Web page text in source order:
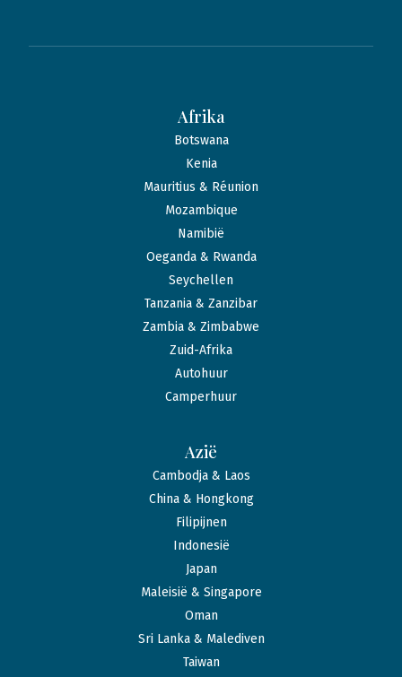
Afrika
Botswana
Kenia
Mauritius & Réunion
Mozambique
Namibië
Oeganda & Rwanda
Seychellen
Tanzania & Zanzibar
Zambia & Zimbabwe
Zuid-Afrika
Autohuur
Camperhuur
Azië
Cambodja & Laos
China & Hongkong
Filipijnen
Indonesië
Japan
Maleisië & Singapore
Oman
Sri Lanka & Malediven
Taiwan